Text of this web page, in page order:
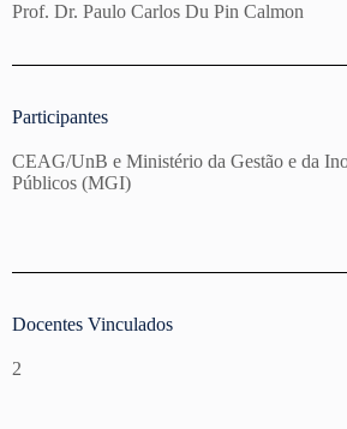
Prof. Dr. Paulo Carlos Du Pin Calmon
Participantes
CEAG/UnB e Ministério da Gestão e da
Públicos (MGI)
Docentes Vinculados
2